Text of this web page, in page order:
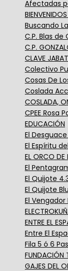
Afectadas
Buscando
C.P. Blas de
C.P.
CLAVE
Colectivo
Cosas De
Coslada
COSLADA,
CPEE Rosa
EDUCACIÓN
El
El Espíritu
EL ORCO DE
El
El Quijote
El Quijote
El
ENTRE EL
Entre El
Fila 5 ó 6
FUNDACIÓN
GAJES DEL